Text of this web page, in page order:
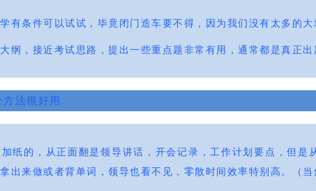
有条件可以试试，毕竟闭门造车要不得，因为我们没有太多的
纲，接近考试思路，提出一些重点题非常有用，通常都是真正
法很好用
纸的，从正面翻是领导讲话，开会记录，工作计划要点，但
出来做或者背单词，领导也看不见，零散时间效率特别高。（